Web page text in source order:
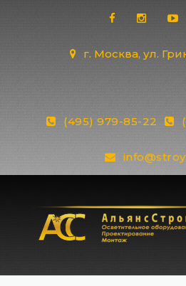
г. Москва, ул.
(495) 979-85-22